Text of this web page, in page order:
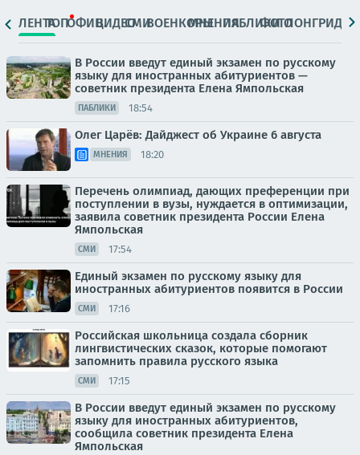
ЛЕНТАТОПОФИЦ.ВИДЕОСМИВОЕНКОРЫМНЕНИЯПАБЛИКИ
ФОТОЛОНГРИДЫ
В России введут единый экзамен по русскому
языку для иностранных абитуриентов —
советник президента Елена Ямпольская
ПАБЛИКИ 18:54
Олег Царёв: Дайджест об Украине 6 августа
МНЕНИЯ 18:20
Перечень олимпиад, дающих преференции при
поступлении в вузы, нуждается в оптимизации,
заявила советник президента России Елена
Ямпольская
СМИ 17:54
Единый экзамен по русскому языку для
иностранных абитуриентов появится в России
СМИ 17:16
Российская школьница создала сборник
лингвистических сказок, которые помогают
запомнить правила русского языка
СМИ 17:15
В России введут единый экзамен по русскому
языку для иностранных абитуриентов,
сообщила советник президента Елена
Ямпольская